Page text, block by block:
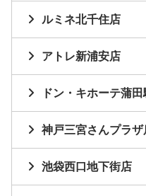
ルミネ北千住店
アトレ新浦安店
ドン・キホーテ蒲
神戸三宮さんプラザ
池袋西口地下街店